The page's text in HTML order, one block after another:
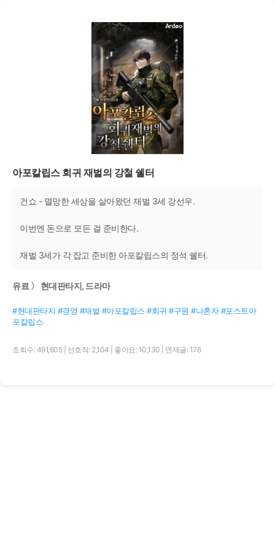
아포칼립스 회귀 재벌의 강철 쉘터
건쇼 - 멸망한 세상을 살아왔던 재벌 3세 강선우.
이번엔 돈으로 모든 걸 준비한다.
재벌 3세가 각 잡고 준비한 아포칼립스의 정석 쉘터.
유료 〉 현대판타지, 드라마
#현대판타지 #경영 #재벌 #아포칼립스 #회귀 #구원 #나혼자 #포스트아
포칼립스
조회수: 491,605 선호작: 2,104 좋아요: 10,130 연재글: 176